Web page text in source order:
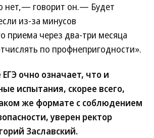
нет,— говорит он.— Будет
из-за минусов
приема через два-три месяца
по профнепригодности».
очно означает, что и
испытания, скорее всего,
же формате с соблюдением
уверен ректор
Заславский.